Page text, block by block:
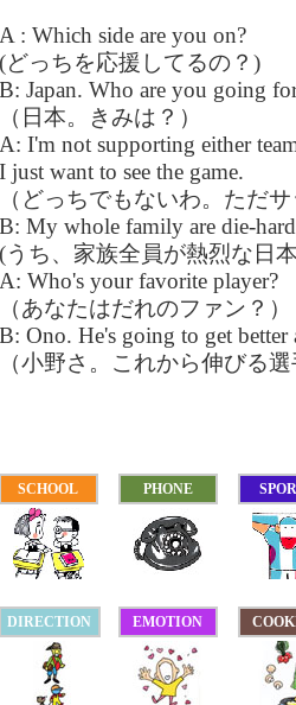
A : Which side are you on?
(どっちを応援してるの？)
B: Japan. Who are you going
（日本。きみは？）
A: I'm not supporting either
I just want to see the game.
（どっちでもないわ。ただ
B: My whole family are die-hard
(うち、家族全員が熱烈な日
A: Who's your favorite player?
（あなたはだれのファン？）
B: Ono. He's going to get better
（小野さ。これから伸びる
SCHOOL PHONE
DIRECTION EMOTION